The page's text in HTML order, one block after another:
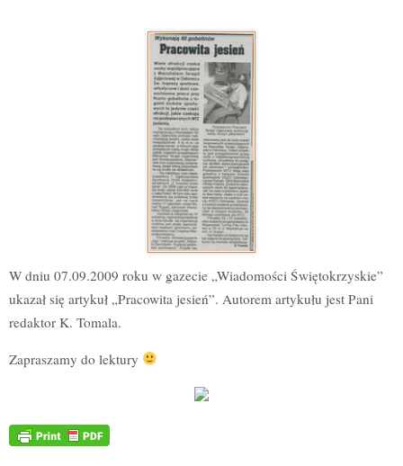
W dniu 07.09.2009 roku w gazecie „Wiadomości Świętokrzyskie”
ukazał się artykuł „Pracowita jesień”. Autorem artykułu jest Pani
redaktor K. Tomala.
Zapraszamy do lektury